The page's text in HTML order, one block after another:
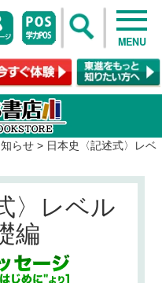
MENU
らせ > 日本史〈記述式〉レベ
〉レベル
編